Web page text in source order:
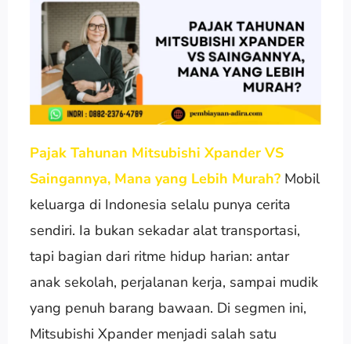
Pajak Tahunan Mitsubishi Xpander VS
Saingannya, Mana yang Lebih Murah? Mobil
keluarga di Indonesia selalu punya cerita
sendiri. Ia bukan sekadar alat transportasi,
tapi bagian dari ritme hidup harian: antar
anak sekolah, perjalanan kerja, sampai mudik
yang penuh barang bawaan. Di segmen ini,
Mitsubishi Xpander menjadi salah satu